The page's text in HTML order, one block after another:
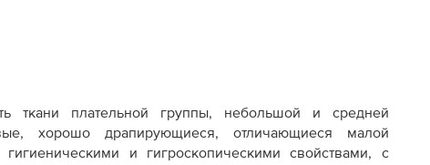
ткани плательной группы, небольшой и средней
хорошо драпирующиеся, отличающиеся малой
и гигроскопическими свойствами, с